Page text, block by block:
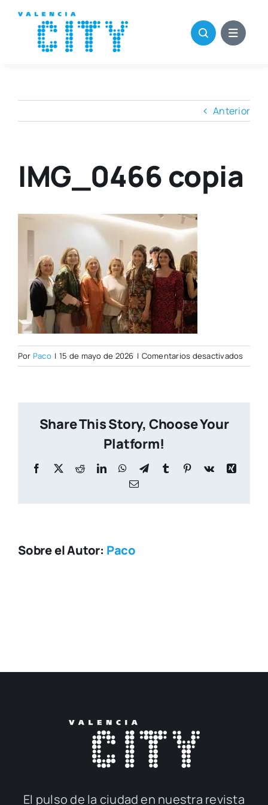
contenido
Anterior
IMG_0466 copia
Por Paco | 15 de mayo de 2026 | Comentarios desactivadosen
Share This Story, Choose Your
Platform!
Facebook
X RedditLinkedInWhatsApp
TelegramTumblr Pinterest
Vk
Xing
Correo
Sobre el Autor: Paco
El pul­so de la ciu­dad en nues­tra revis­ta